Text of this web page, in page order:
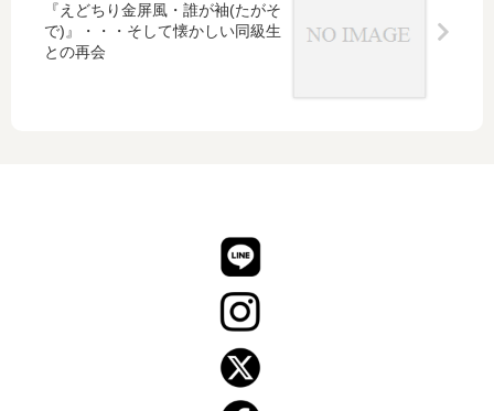
ィネ
『えどちり金屏風・誰が袖(たがそ
で)』・・・そして懐かしい同級生
との再会